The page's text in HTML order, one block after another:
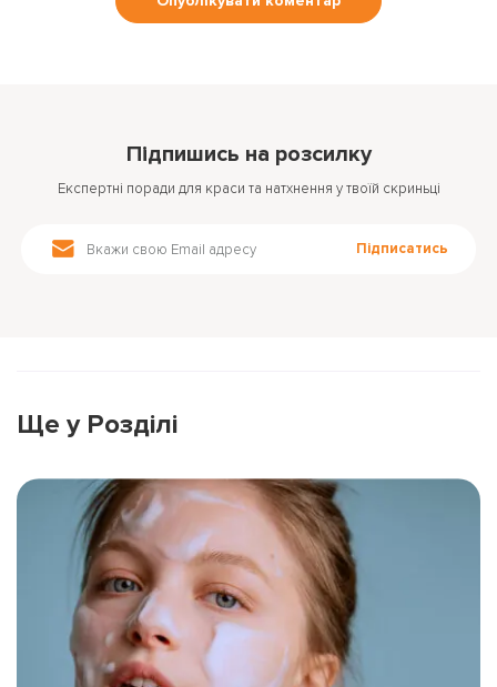
Підпишись на розсилку
Підписатись
Експертні поради для краси та натхнення у твоїй скриньці
Ще у Розділі